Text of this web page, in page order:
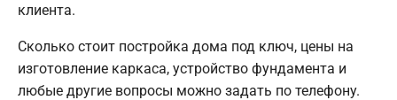
клиента.
Сколько стоит постройка дома под ключ, цены на
изготовление каркаса, устройство фундамента и
любые другие вопросы можно задать по телефону.